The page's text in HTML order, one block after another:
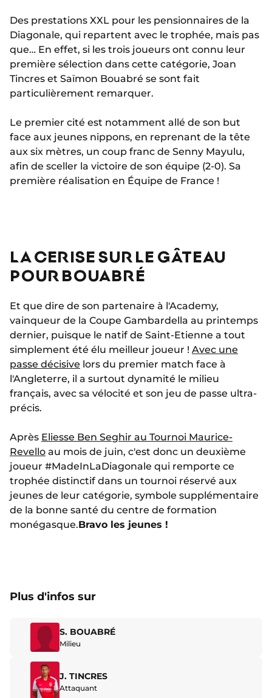
Des prestations XXL pour les pensionnaires de la
Diagonale, qui repartent avec le trophée, mais pas
que… En effet, si les trois joueurs ont connu leur
première sélection dans cette catégorie, Joan
Tincres et Saïmon Bouabré se sont fait
particulièrement remarquer.
Le premier cité est notamment allé de son but
face aux jeunes nippons, en reprenant de la tête
aux six mètres, un coup franc de Senny Mayulu,
afin de sceller la victoire de son équipe (2-0). Sa
première réalisation en Équipe de France !
LA CERISE SUR LE GÂTEAU
POUR BOUABRÉ
Et que dire de son partenaire à l'Academy,
vainqueur de la Coupe Gambardella au printemps
dernier, puisque le natif de Saint-Etienne a tout
simplement été élu meilleur joueur ! Avec une
passe décisive lors du premier match face à
l'Angleterre, il a surtout dynamité le milieu
français, avec sa vélocité et son jeu de passe ultra-
précis.
Après Eliesse Ben Seghir au Tournoi Maurice-
Revello au mois de juin, c'est donc un deuxième
joueur #MadeInLaDiagonale qui remporte ce
trophée distinctif dans un tournoi réservé aux
jeunes de leur catégorie, symbole supplémentaire
de la bonne santé du centre de formation
monégasque.Bravo les jeunes !
Plus d'infos sur
S. BOUABRÉ
Milieu
J. TINCRES
Attaquant